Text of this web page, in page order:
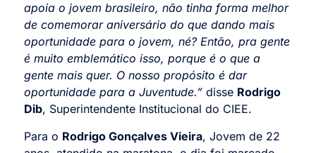
apoia o jovem brasileiro, não tinha forma melhor
de comemorar aniversário do que dando mais
oportunidade para o jovem, né? Então, pra gente
é muito emblemático isso, porque é o que a
gente mais quer. O nosso propósito é dar
oportunidade para a Juventude.” disse Rodrigo
Dib, Superintendente Institucional do CIEE.
Para o Rodrigo Gonçalves Vieira, Jovem de 22